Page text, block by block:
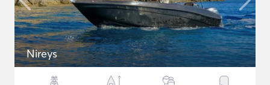
Nireys